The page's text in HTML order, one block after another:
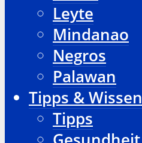
Leyte
Mindanao
Negros
Palawan
Tipps & Wissen
Tipps